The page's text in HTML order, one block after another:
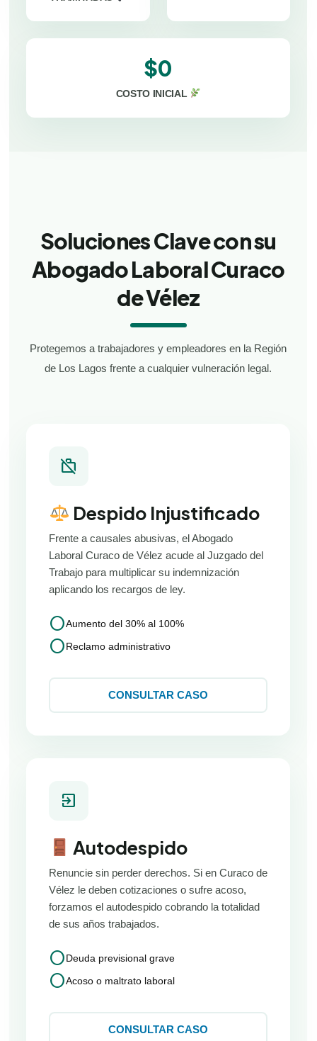
$0
COSTO INICIAL
Soluciones Clave con su
Abogado Laboral Curaco
de Vélez
Protegemos a trabajadores y empleadores en la Región
de Los Lagos frente a cualquier vulneración legal.
work_off
Despido Injustificado
Frente a causales abusivas, el Abogado
Laboral Curaco de Vélez acude al Juzgado del
Trabajo para multiplicar su indemnización
aplicando los recargos de ley.
circleAumento del 30% al 100%
circleReclamo administrativo
CONSULTAR CASO
exit_to_app
Autodespido
Renuncie sin perder derechos. Si en Curaco de
Vélez le deben cotizaciones o sufre acoso,
forzamos el autodespido cobrando la totalidad
de sus años trabajados.
circleDeuda previsional grave
circleAcoso o maltrato laboral
CONSULTAR CASO